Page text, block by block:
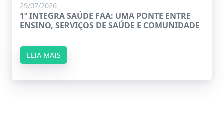
29/07/2026
1º INTEGRA SAÚDE FAA: UMA PONTE ENTRE
ENSINO, SERVIÇOS DE SAÚDE E COMUNIDADE
LEIA MAIS